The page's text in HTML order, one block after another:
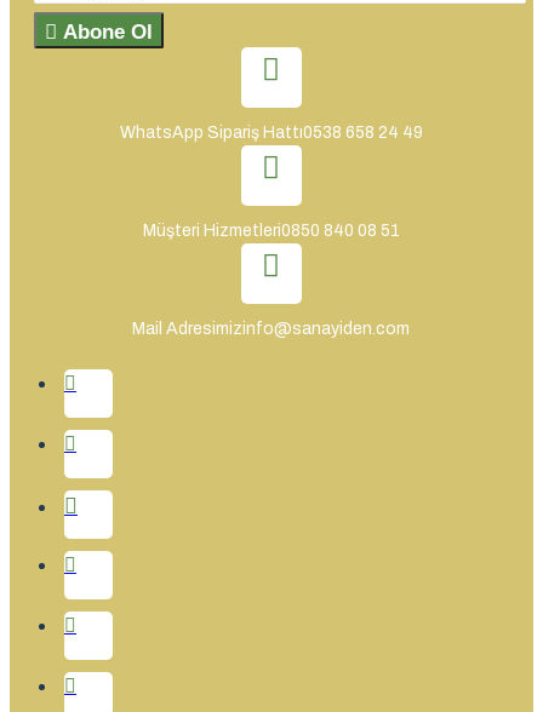
Abone Ol
WhatsApp Sipariş Hattı0538 658 24 49
Müşteri Hizmetleri0850 840 08 51
Mail Adresimizinfo@sanayiden.com